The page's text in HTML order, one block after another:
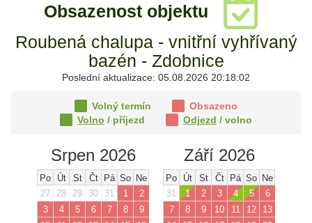
Obsazenost objektu
Roubená chalupa - vnitřní vyhřívaný
bazén - Zdobnice
Poslední aktualizace: 05.08.2026 20:18:02
Volný termín
Obsazeno
Volno / příjezd Odjezd / volno
Srpen 2026
Po Út St Čt Pá So Ne
27
28 29 30 31 1
2
3
4 5 6 7 8
9
Září 2026
Po Út St Čt Pá So Ne
31
1 2 3 4 5
6
7
8 9 10 11 12
13